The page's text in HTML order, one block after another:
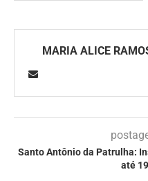
MARIA ALICE
Santo Antônio da Patrulha:
até